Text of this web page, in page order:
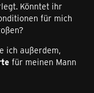
Könntet ihr
für mich
ich außerdem,
für meinen Mann